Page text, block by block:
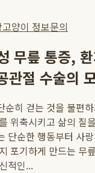
고양이 정보문의
무릎 통증,
관절 수술의
순히 걷는 것을 불편
위축시키고 삶의 질
단순한 행동부터 사
포기하게 만드는 무
적인...